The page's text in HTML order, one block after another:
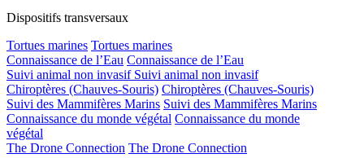
Dispositifs transversaux
Tortues marines Tortues marines
Connaissance de l’Eau Connaissance de l’Eau
Suivi animal non invasif Suivi animal non invasif
Chiroptères (Chauves-Souris) Chiroptères (Chauves-Souris)
Suivi des Mammifères Marins Suivi des Mammifères Marins
Connaissance du monde végétal Connaissance du monde
végétal
The Drone Connection The Drone Connection